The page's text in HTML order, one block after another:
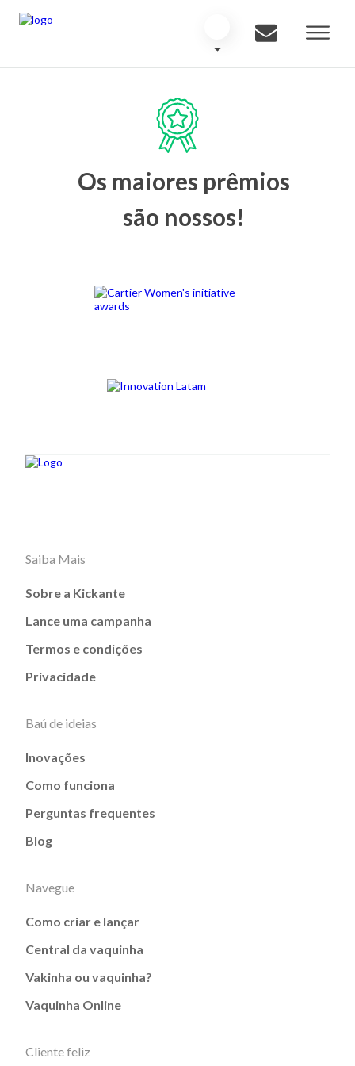
Os maiores prêmios
são nossos!
Saiba Mais
Sobre a Kickante
Lance uma campanha
Termos e condições
Privacidade
Baú de ideias
Inovações
Como funciona
Perguntas frequentes
Blog
Navegue
Como criar e lançar
Central da vaquinha
Vakinha ou vaquinha?
Vaquinha Online
Cliente feliz